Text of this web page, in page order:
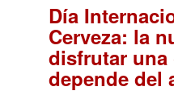
Día
Cerveza: la
disfrutar una
depende del